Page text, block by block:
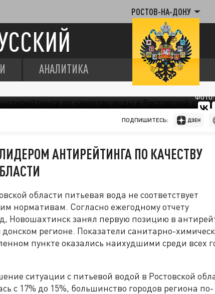
РОСТОВ-НА-ДОНУ
АНАЛИТИКА
ФОТО:
ПОДПИШИТЕСЬ:
АНТИРЕЙТИНГА ПО КАЧЕСТВУ
области питьевая вода не соответствует
нормативам. Согласно ежегодному отчету
Новошахтинск занял первую позицию в
регионе. Показатели санитарно-
пункте оказались наихудшими среди всех
ситуации с питьевой водой в Ростовской
с 17% до 15%, большинство городов региона по-